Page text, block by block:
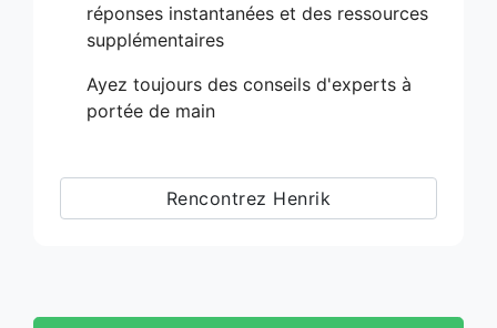
réponses instantanées et des ressources
supplémentaires
Ayez toujours des conseils d'experts à
portée de main
Rencontrez Henrik